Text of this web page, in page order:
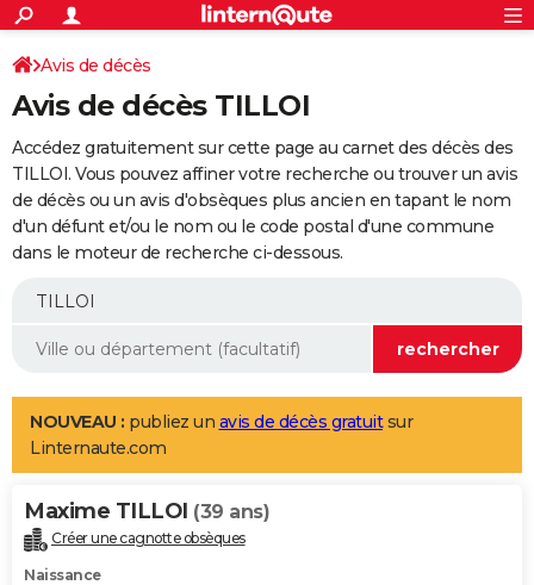
ACTUALITÉS
Politique
Société
Faits Divers
Education
Monde
Villes
+
SPORT
Coupe du monde 2026
Football
Tennis
Cyclisme
Rugby
Forum
Programme TV
TNT
Streaming
Cinéma
Sorties cinéma
Musique
+
FINANCE
Retraite
Impôts
Epargne
Immobilier
Risques naturels par ville
Banque
Assurance
Crédit
AUTO
Essais
Réserver un essai
Citadines
Berlines
SUV
Forum auto
+
Mobiles
Meilleur smartphone
Internet
Ordinateurs
Jeux vidéo
Guide high-tech
Aménagement intérieur
LIFESTYLE
Art de vivre
Bien-être
Loisirs
Mode
Modes de vie
Alimentation
Guide de la santé
Maladies
Médicaments
Sommeil
VOYAGE
Destinations
City break
Voyage nature
Voyage de noces
Forum
Climat
+PHOTO
Avis de décès
Avis de décès TILLOI
Accédez gratuitement sur cette page au carnet des décès des
TILLOI. Vous pouvez affiner votre recherche ou trouver un avis
de décès ou un avis d'obsèques plus ancien en tapant le nom
d'un défunt et/ou le nom ou le code postal d'une commune
dans le moteur de recherche ci-dessous.
NOUVEAU : publiez un avis de décès gratuitsur
Linternaute.com
Maxime TILLOI (39 ans)
Créer une cagnotte obsèques
Naissance